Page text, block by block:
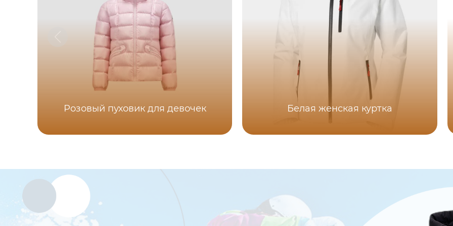
Розовый пуховик для девочек Белая женская куртка